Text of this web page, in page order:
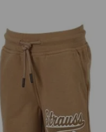
Sweatshort e.s.e:pic, barn